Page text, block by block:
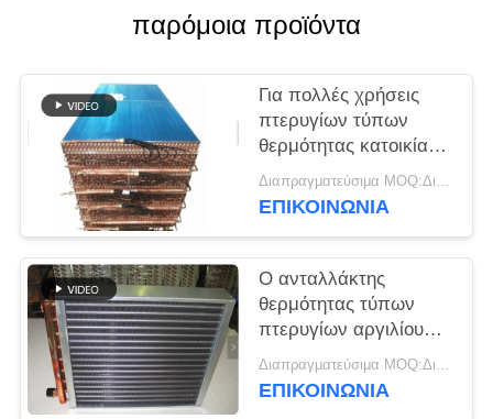
παρόμοια προϊόντα
Για πολλές χρήσεις
πτερυγίων τύπων
θερμότητας κατοικία
πυρήνων χάλυβα
ανταλλακτών
Διαπραγματεύσιμα MOQ:Διαπραγματεύσιμος
ΕΠΙΚΟΙΝΩΝΊΑ
Ο ανταλλάκτης
θερμότητας τύπων
πτερυγίων αργιλίου
που αντιμετωπίζεται
τη διάβρωση με το
Διαπραγματεύσιμα MOQ:Διαπραγματεύσιμος
ΕΠΙΚΟΙΝΩΝΊΑ